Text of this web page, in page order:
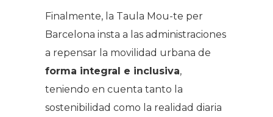
Finalmente, la Taula Mou-te per
Barcelona insta a las administraciones
a repensar la movilidad urbana de
forma integral e inclusiva,
teniendo en cuenta tanto la
sostenibilidad como la realidad diaria